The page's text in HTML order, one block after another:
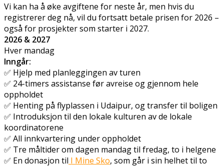
Vi kan ha å øke avgiftene for neste år, men hvis du
registrerer deg nå, vil du fortsatt betale prisen for 2026 –
også for prosjekter som starter i 2027.
2026 & 2027
Hver mandag
Inngår:
✅ Hjelp med planleggingen av turen
✅ 24-timers assistanse før avreise og gjennom hele
oppholdet
✅ Henting på flyplassen i Udaipur, og transfer til boligen
✅ Introduksjon til den lokale kulturen av de lokale
koordinatorene
✅ All innkvartering under oppholdet
✅ Tre måltider om dagen mandag til fredag, to i helgene
✅ En donasjon til I Mine Sko, som går i sin helhet til to